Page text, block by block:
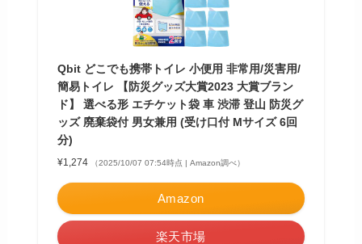
Qbit どこでも携帯トイレ 小便用 非常用/災害用/
簡易トイレ 【防災グッズ大賞2023 大賞ブラン
ド】 選べる形 エチケット袋 車 渋滞 登山 防災グ
ッズ 廃棄袋付 男女兼用 (受け口付 Mサイズ 6回
分)
¥1,274 （2025/10/07 07:54時点 | Amazon調べ）
Amazon
楽天市場